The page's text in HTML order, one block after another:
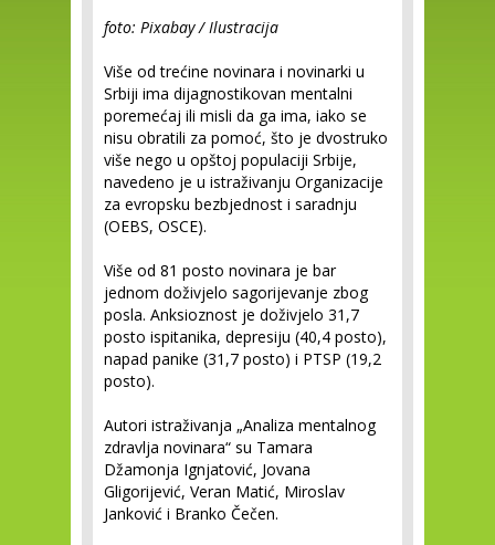
foto: Pixabay / Ilustracija
Više od trećine novinara i novinarki u
Srbiji ima dijagnostikovan mentalni
poremećaj ili misli da ga ima, iako se
nisu obratili za pomoć, što je dvostruko
više nego u opštoj populaciji Srbije,
navedeno je u istraživanju Organizacije
za evropsku bezbjednost i saradnju
(OEBS, OSCE).
Više od 81 posto novinara je bar
jednom doživjelo sagorijevanje zbog
posla. Anksioznost je doživjelo 31,7
posto ispitanika, depresiju (40,4 posto),
napad panike (31,7 posto) i PTSP (19,2
posto).
Autori istraživanja „Analiza mentalnog
zdravlja novinara“ su Tamara
Džamonja Ignjatović, Jovana
Gligorijević, Veran Matić, Miroslav
Janković i Branko Čečen.